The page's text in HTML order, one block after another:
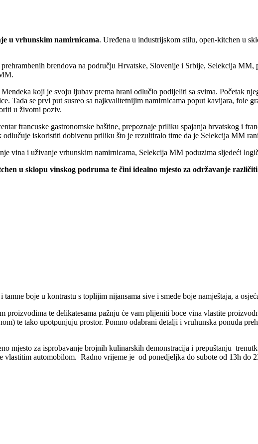
u vrhunskim namirnicama. Uređena u industrijskom stilu, open-kitchen u
brendova na području Hrvatske, Slovenije i Srbije, Selekcija
koji je svoju ljubav prema hrani odlučio podijeliti sa svima. Početak
Tada se prvi put susreo sa najkvalitetnijim namirnicama poput kavijara, foie
u životni poziv.
francuske gastronomske baštine, prepoznaje priliku spajanja hrvatskog i
odlučuje iskoristiti dobivenu priliku što je rezultiralo time da je Selekcija MM
vina i uživanje vrhunskim namirnicama, Selekcija MM poduzima sljedeći
u sklopu vinskog podruma te čini idealno mjesto za održavanje
boje u kontrastu s toplijim nijansama sive i smeđe boje namještaja, a
te delikatesama pažnju će vam plijeniti boce vina vlastite
te tako upotpunjuju prostor. Pomno odabrani detalji i vruhunska ponuda
mjesto za isprobavanje brojnih kulinarskih demonstracija i prepuštanju
vlastitim automobilom. Radno vrijeme je od ponedjeljka do subote od 13h do